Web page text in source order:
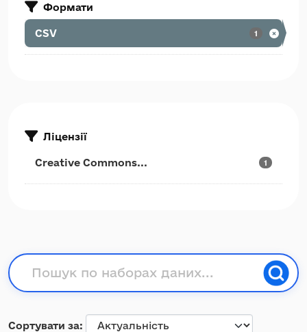
Формати
CSV 1
Ліцензії
Creative Commons... 1
Сортувати за